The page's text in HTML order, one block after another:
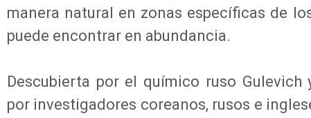
manera natural en zonas específicas de
puede encontrar en abundancia.
Descubierta por el químico ruso
por investigadores coreanos, rusos e